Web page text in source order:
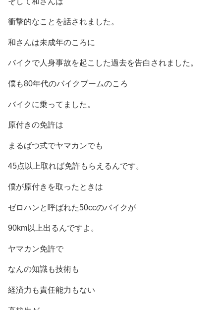
衝撃的なことを話されました。
和さんは未成年のころに
バイクで人身事故を起こした過去を告白されました。
僕も80年代のバイクブームのころ
バイクに乗ってました。
原付きの免許は
まるばつ式でヤマカンでも
45点以上取れば免許もらえるんです。
僕が原付きを取ったときは
ゼロハンと呼ばれた50ccのバイクが
90km以上出るんですよ。
ヤマカン免許で
なんの知識も技術も
経済力も責任能力もない